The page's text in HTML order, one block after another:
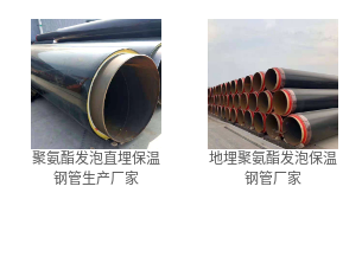
聚氨酯发泡直埋保温
钢管生产厂家
地埋聚氨酯发泡保温
钢管厂家